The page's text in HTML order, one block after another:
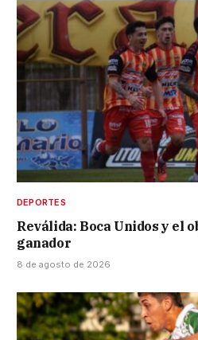
DEPORTES
Reválida: Boca Unidos y el
ganador
8 de agosto de 2026